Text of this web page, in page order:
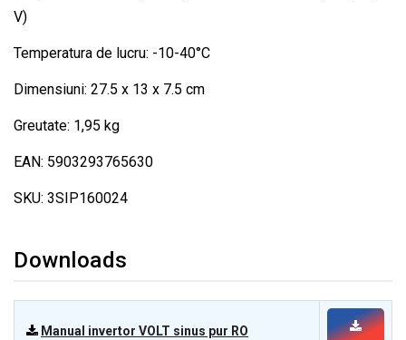
V)
Temperatura de lucru: -10-40°C
Dimensiuni: 27.5 x 13 x 7.5 cm
Greutate: 1,95 kg
EAN: 5903293765630
SKU: 3SIP160024
Downloads
Manual invertor VOLT sinus pur RO